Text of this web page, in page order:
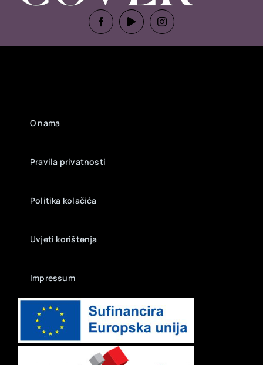
O nama
Pravila privatnosti
Politika kolačića
Uvjeti korištenja
Impressum